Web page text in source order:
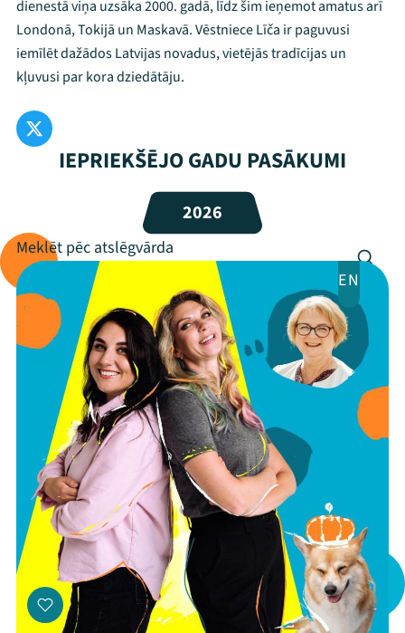
Mana programma
Festivāls
Programma
Arhīvs
Viņi bija LAMPĀ 2026
Jaunumi
Ziedo
Veikals
Kontakti
dienestā viņa uzsāka 2000. gadā, līdz šim ieņemot amatus arī
Londonā, Tokijā un Maskavā. Vēstniece Līča ir paguvusi
iemīlēt dažādos Latvijas novadus, vietējās tradīcijas un
kļuvusi par kora dziedātāju.
IEPRIEKŠĒJO GADU PASĀKUMI
2026
EN